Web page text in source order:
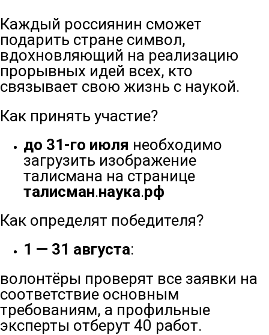
Каждый россиянин сможет
подарить стране символ,
вдохновляющий на реализацию
прорывных идей всех, кто
связывает свою жизнь с наукой.
Как принять участие?
до 31-го июля необходимо
загрузить изображение
талисмана на странице
талисман.наука.рф
Как определят победителя?
1 — 31 августа:
волонтёры проверят все заявки на
соответствие основным
требованиям, а профильные
эксперты отберут 40 работ.